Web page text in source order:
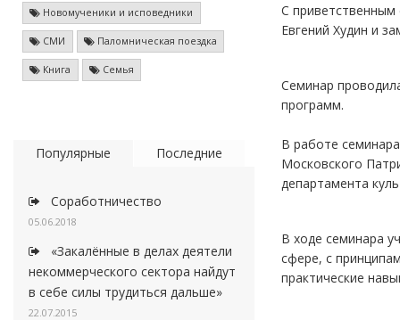
Новомученики и исповедники
СМИ Паломническая поездка
Книга Семья
Популярные Последние
Соработничество
05.06.2018
«Закалённые в делах деятели
некоммерческого сектора найдут
в себе силы трудиться дальше»
22.07.2015
С приветственным
Евгений Худин и
Семинар
программ.
В работе
Московского
департамента
В ходе семинара
сфере, с
практические